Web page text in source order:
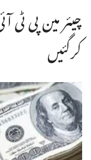
چیئر مین پی ٹی
کرگئیں